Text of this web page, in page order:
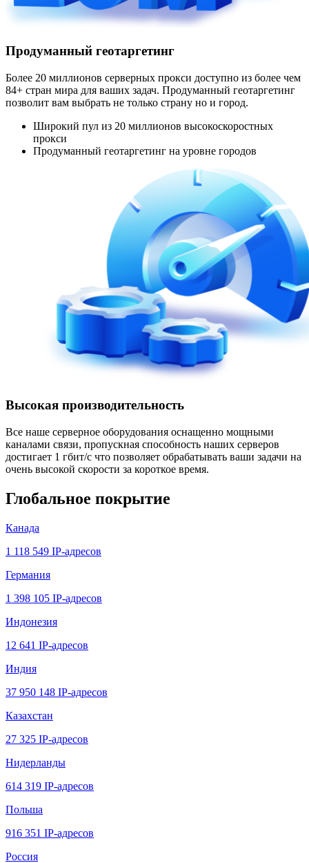
Продуманный геотаргетинг
Более 20 миллионов серверных прокси доступно из более чем
84+ стран мира для ваших задач. Продуманный геотаргетинг
позволит вам выбрать не только страну но и город.
Широкий пул из 20 миллионов высокоскоростных
прокси
Продуманный геотаргетинг на уровне городов
Высокая производительность
Все наше серверное оборудования оснащенно мощными
каналами связи, пропускная способность наших серверов
достигает 1 гбит/с что позволяет обрабатывать ваши задачи на
очень высокой скорости за короткое время.
Глобальное покрытие
Канада
1 118 549 IP-адресов
Германия
1 398 105 IP-адресов
Индонезия
12 641 IP-адресов
Индия
37 950 148 IP-адресов
Казахстан
27 325 IP-адресов
Нидерланды
614 319 IP-адресов
Польша
916 351 IP-адресов
Россия